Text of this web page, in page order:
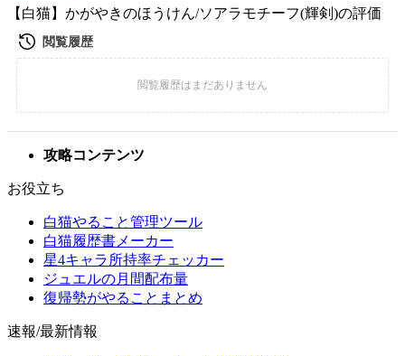
【白猫】かがやきのほうけん/ソアラモチーフ(輝剣)の評価
攻略コンテンツ
お役立ち
白猫やること管理ツール
白猫履歴書メーカー
星4キャラ所持率チェッカー
ジュエルの月間配布量
復帰勢がやることまとめ
速報/最新情報